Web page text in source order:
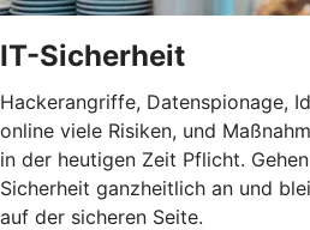
IT-Sicherheit
Hackerangriffe, Datenspionage,
online viele Risiken, und
in der heutigen Zeit Pflicht.
Sicherheit ganzheitlich an und
auf der sicheren Seite.